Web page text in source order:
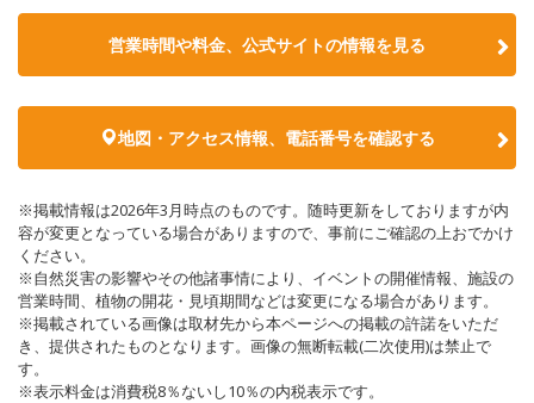
営業時間や料金、公式サイトの情報を見る
地図・アクセス情報、電話番号を確認する
※掲載情報は2026年3月時点のものです。随時更新をしておりますが内
容が変更となっている場合がありますので、事前にご確認の上おでかけ
ください。
※自然災害の影響やその他諸事情により、イベントの開催情報、施設の
営業時間、植物の開花・見頃期間などは変更になる場合があります。
※掲載されている画像は取材先から本ページへの掲載の許諾をいただ
き、提供されたものとなります。画像の無断転載(二次使用)は禁止で
す。
※表示料金は消費税8％ないし10％の内税表示です。